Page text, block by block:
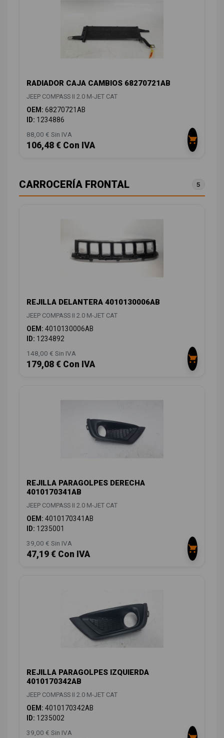
RADIADOR CAJA CAMBIOS 68270721AB
JEEP COMPASS II 2.0 M-JET CAT
OEM: 68270721AB
ID: 1234886
88,00 € Sin IVA
106,48 € Con IVA
CARROCERÍA FRONTAL 5
REJILLA DELANTERA 4010130006AB
JEEP COMPASS II 2.0 M-JET CAT
OEM: 4010130006AB
ID: 1234892
148,00 € Sin IVA
179,08 € Con IVA
REJILLA PARAGOLPES DERECHA
4010170341AB
JEEP COMPASS II 2.0 M-JET CAT
OEM: 4010170341AB
ID: 1235001
39,00 € Sin IVA
47,19 € Con IVA
REJILLA PARAGOLPES IZQUIERDA
4010170342AB
JEEP COMPASS II 2.0 M-JET CAT
OEM: 4010170342AB
ID: 1235002
39,00 € Sin IVA